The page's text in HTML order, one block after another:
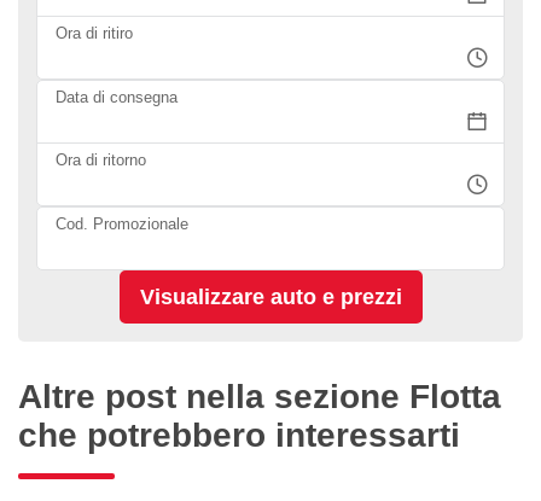
Ora di ritiro
Data di consegna
Ora di ritorno
Cod. Promozionale
Altre post nella sezione Flotta
che potrebbero interessarti